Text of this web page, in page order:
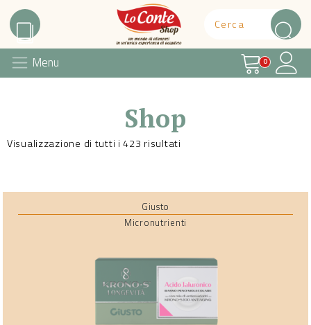
Lo Conte Shop
Menu Carrello
0
Shop
Visualizzazione di tutti i 423 risultati
Giusto
Micronutrienti